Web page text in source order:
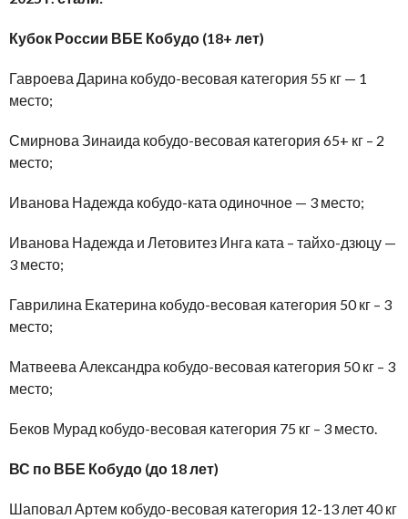
Кубок России ВБЕ Кобудо (18+ лет)
Гавроева Дарина кобудо-весовая категория 55 кг — 1
место;
Смирнова Зинаида кобудо-весовая категория 65+ кг – 2
место;
Иванова Надежда кобудо-ката одиночное — 3 место;
Иванова Надежда и Летовитез Инга ката – тайхо-дзюцу —
3 место;
Гаврилина Екатерина кобудо-весовая категория 50 кг – 3
место;
Матвеева Александра кобудо-весовая категория 50 кг – 3
место;
Беков Мурад кобудо-весовая категория 75 кг – 3 место.
ВС по ВБЕ Кобудо (до 18 лет)
Шаповал Артем кобудо-весовая категория 12-13 лет 40 кг